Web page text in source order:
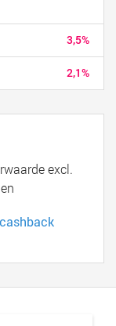
3,5%
2,1%
excl.